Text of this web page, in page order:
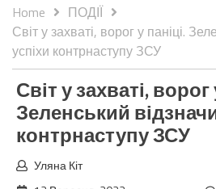
Home
ПОДІЇ
Світ у захваті, ворог у паніці.
успіхи контрнаступу ЗСУ
Світ у захваті, ворог
Зеленський
контрнаступу ЗСУ
Уляна Кіт